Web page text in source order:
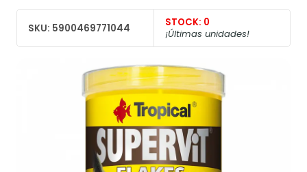
SKU: 5900469771044 STOCK: 0
¡Últimas unidades!